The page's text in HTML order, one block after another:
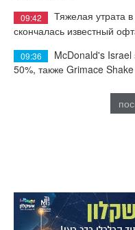
09:42
Тяжелая утрата
скончалась известный
09:36
McDonald's Israel
50%, также Grimace Shake